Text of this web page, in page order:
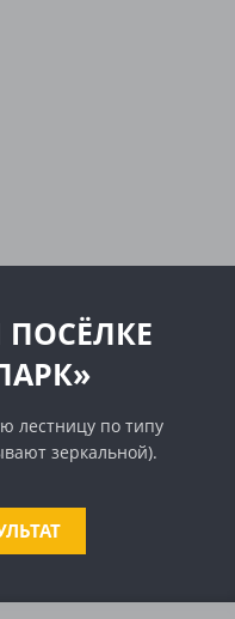
лестницу по типу
зеркальной).